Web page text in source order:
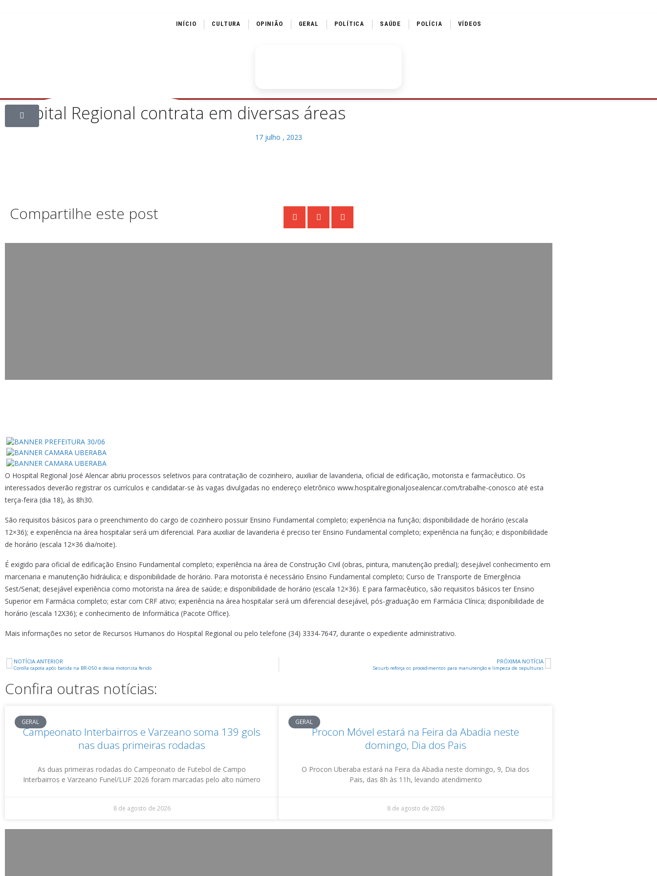
INÍCIO CULTURA OPINIÃO GERAL POLÍTICA SAÚDE POLÍCIA VÍDEOS
Hospital Regional contrata em diversas áreas
17 julho , 2023
Compartilhe este post
O Hospital Regional José Alencar abriu processos seletivos para contratação de cozinheiro, auxiliar de lavanderia, oficial de edificação, motorista e farmacêutico. Os
interessados deverão registrar os currículos e candidatar-se às vagas divulgadas no endereço eletrônico www.hospitalregionaljosealencar.com/trabalhe-conosco até esta
terça-feira (dia 18), às 8h30.
São requisitos básicos para o preenchimento do cargo de cozinheiro possuir Ensino Fundamental completo; experiência na função; disponibilidade de horário (escala
12×36); e experiência na área hospitalar será um diferencial. Para auxiliar de lavanderia é preciso ter Ensino Fundamental completo; experiência na função; e disponibilidade
de horário (escala 12×36 dia/noite).
É exigido para oficial de edificação Ensino Fundamental completo; experiência na área de Construção Civil (obras, pintura, manutenção predial); desejável conhecimento em
marcenaria e manutenção hidráulica; e disponibilidade de horário. Para motorista é necessário Ensino Fundamental completo; Curso de Transporte de Emergência
Sest/Senat; desejável experiência como motorista na área de saúde; e disponibilidade de horário (escala 12×36). E para farmacêutico, são requisitos básicos ter Ensino
Superior em Farmácia completo; estar com CRF ativo; experiência na área hospitalar será um diferencial desejável, pós-graduação em Farmácia Clínica; disponibilidade de
horário (escala 12X36); e conhecimento de Informática (Pacote Office).
Mais informações no setor de Recursos Humanos do Hospital Regional ou pelo telefone (34) 3334-7647, durante o expediente administrativo.
NOTÍCIA ANTERIOR
Corolla capota após batida na BR-050 e deixa motorista ferido
PRÓXIMA NOTÍCIA
Sesurb reforça os procedimentos para manutenção e limpeza de sepulturas
Confira outras notícias:
GERAL
Campeonato Interbairros e Varzeano soma 139 gols
nas duas primeiras rodadas
As duas primeiras rodadas do Campeonato de Futebol de Campo
Interbairros e Varzeano Funel/LUF 2026 foram marcadas pelo alto número
8 de agosto de 2026
GERAL
Procon Móvel estará na Feira da Abadia neste
domingo, Dia dos Pais
O Procon Uberaba estará na Feira da Abadia neste domingo, 9, Dia dos
Pais, das 8h às 11h, levando atendimento
8 de agosto de 2026